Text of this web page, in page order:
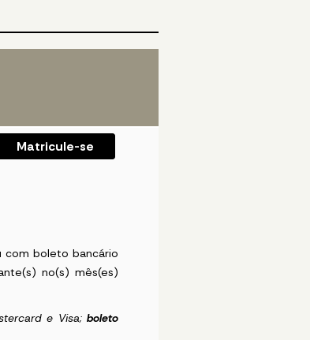
Matricule-se
com boleto bancário
no(s) mês(es)
e Visa;boleto